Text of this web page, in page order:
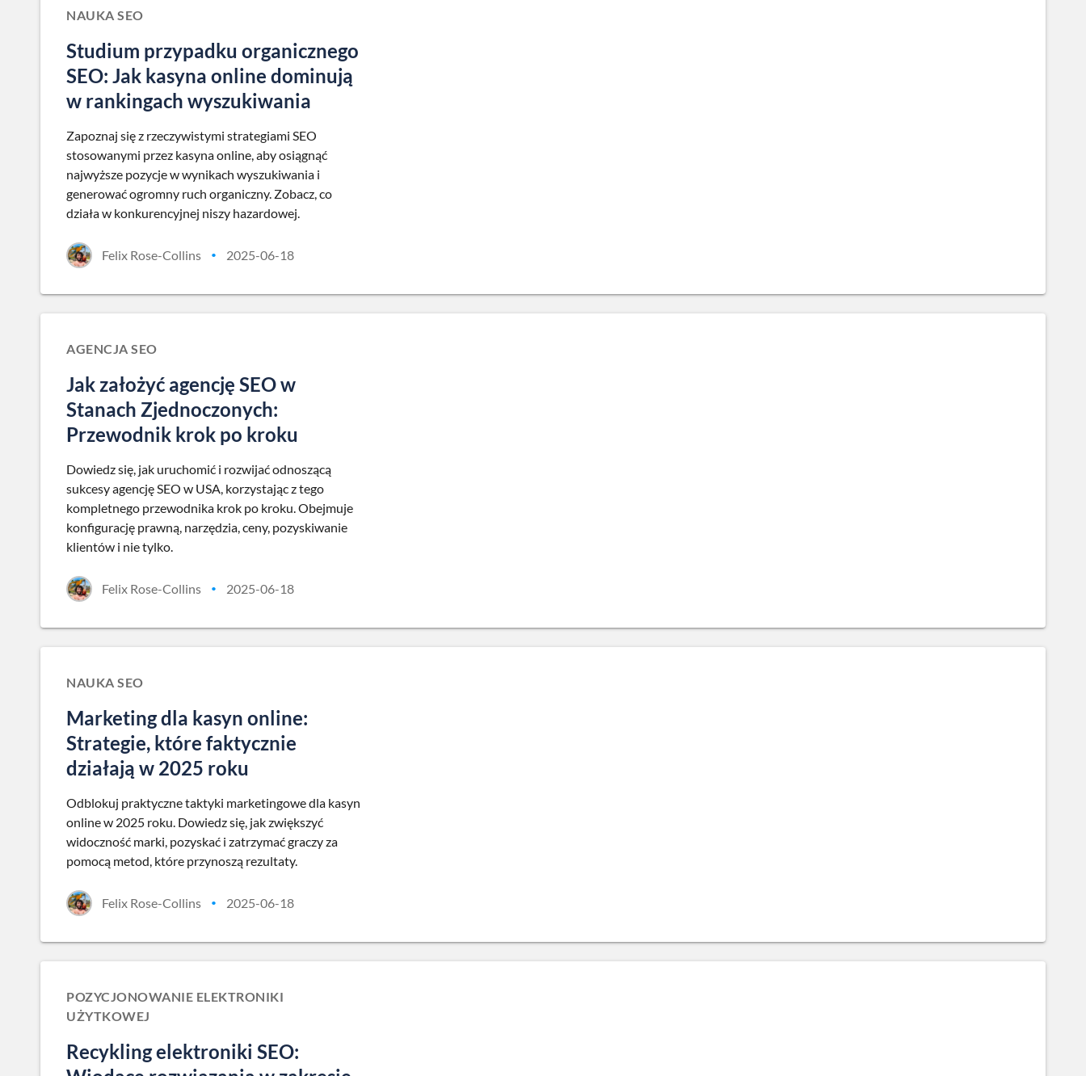
NAUKA SEO
Studium przypadku organicznego
SEO: Jak kasyna online dominują
w rankingach wyszukiwania
Zapoznaj się z rzeczywistymi strategiami SEO
stosowanymi przez kasyna online, aby osiągnąć
najwyższe pozycje w wynikach wyszukiwania i
generować ogromny ruch organiczny. Zobacz, co
działa w konkurencyjnej niszy hazardowej.
Felix Rose-Collins • 2025-06-18
AGENCJA SEO
Jak założyć agencję SEO w
Stanach Zjednoczonych:
Przewodnik krok po kroku
Dowiedz się, jak uruchomić i rozwijać odnoszącą
sukcesy agencję SEO w USA, korzystając z tego
kompletnego przewodnika krok po kroku. Obejmuje
konfigurację prawną, narzędzia, ceny, pozyskiwanie
klientów i nie tylko.
Felix Rose-Collins • 2025-06-18
NAUKA SEO
Marketing dla kasyn online:
Strategie, które faktycznie
działają w 2025 roku
Odblokuj praktyczne taktyki marketingowe dla kasyn
online w 2025 roku. Dowiedz się, jak zwiększyć
widoczność marki, pozyskać i zatrzymać graczy za
pomocą metod, które przynoszą rezultaty.
Felix Rose-Collins • 2025-06-18
POZYCJONOWANIE ELEKTRONIKI
UŻYTKOWEJ
Recykling elektroniki SEO: